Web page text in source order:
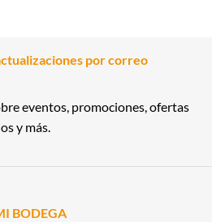
por correo
eventos, promociones, ofertas
y más.
BODEGA